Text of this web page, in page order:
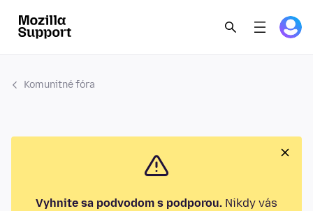
Komunitné fóra
Vyhnite sa podvodom s podporou. Nikdy vás